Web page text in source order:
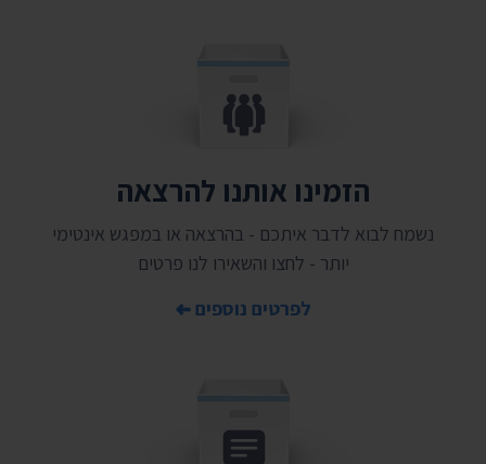
הזמינו אותנו להרצאה
נשמח לבוא לדבר איתכם - בהרצאה או במפגש אינטימי
יותר - לחצו והשאירו לנו פרטים
לפרטים נוספים